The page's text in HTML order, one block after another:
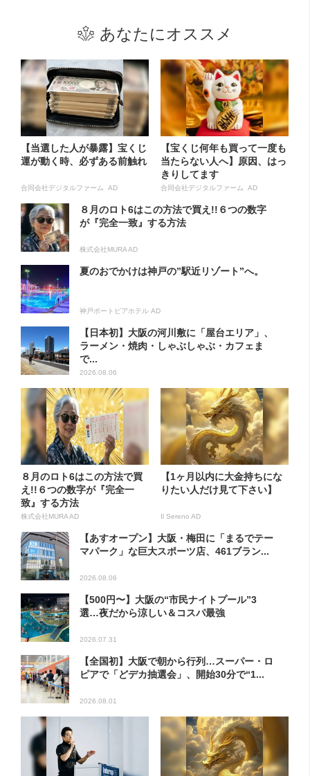
あなたにオススメ
【当選した人が暴露】宝くじ
運が動く時、必ずある前触れ
合同会社デジタルファーム AD
【宝くじ何年も買って一度も
当たらない人へ】原因、はっ
きりしてます
合同会社デジタルファーム AD
８月のロト6はこの方法で買え!!６つの数字
が『完全一致』する方法
株式会社MURA AD
夏のおでかけは神戸の”駅近リゾート”へ。
神戸ポートピアホテル AD
【日本初】大阪の河川敷に「屋台エリア」、
ラーメン・焼肉・しゃぶしゃぶ・カフェま
で...
2026.08.06
８月のロト6はこの方法で買
え!!６つの数字が『完全一
致』する方法
株式会社MURA AD
【1ヶ月以内に大金持ちにな
りたい人だけ見て下さい】
Il Sereno AD
【あすオープン】大阪・梅田に「まるでテー
マパーク」な巨大スポーツ店、461ブラン...
2026.08.06
【500円〜】大阪の“市民ナイトプール”3
選…夜だから涼しい＆コスパ最強
2026.07.31
【全国初】大阪で朝から行列…スーパー・ロ
ピアで「どデカ抽選会」、開始30分で“1...
2026.08.01